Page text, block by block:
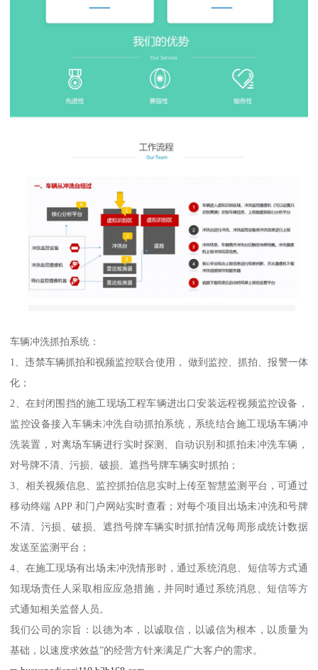
车辆冲洗抓拍系统：
1、违禁车辆抓拍和视频监控联合使用， 做到监控、抓拍、报警一体
化；
2、在封闭围挡的施工现场工程车辆进出口安装远程视频监控设备，
监控设备接入车辆未冲洗自动抓拍系统，系统结合施工现场车辆冲
洗装置，对离场车辆进行实时探测、自动识别和抓拍未冲洗车辆，
对号牌不清、污损、破损、遮挡号牌车辆实时抓拍；
3、相关视频信息、监控抓拍信息实时上传至智慧监测平台，可通过
移动终端 APP 和门户网站实时查看；对每个项目出场未冲洗和号牌
不清、污损、破损、遮挡号牌车辆实时抓拍情况每周形成统计数据
发送至监测平台；
4、在施工现场有出场未冲洗情形时，通过系统消息、短信等方式通
知现场责任人采取相应应急措施，并同时通过系统消息、短信等方
式通知相关监督人员。
我们公司的宗旨：以德为本，以诚取信，以诚信为根本，以质量为
基础，以速度求效益”的经营方针来满足广大客户的需求。